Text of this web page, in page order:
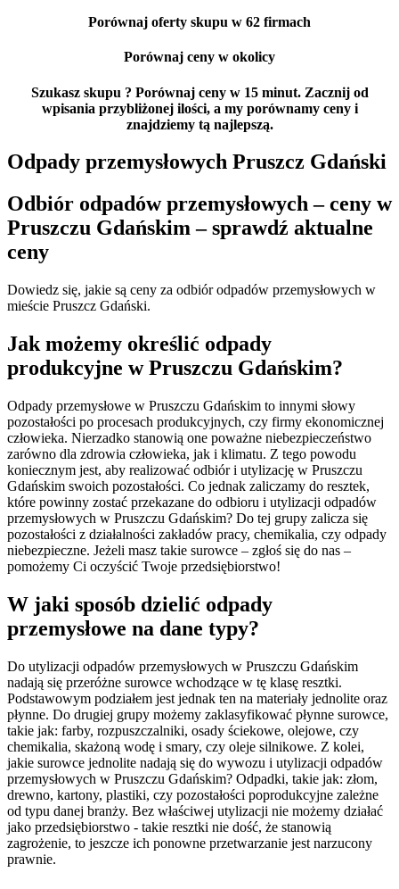
Porównaj oferty skupu w 62 firmach
Porównaj ceny w okolicy
Szukasz skupu ? Porównaj ceny w 15 minut. Zacznij od
wpisania przybliżonej ilości, a my porównamy ceny i
znajdziemy tą najlepszą.
Odpady przemysłowych Pruszcz Gdański
Odbiór odpadów przemysłowych – ceny w
Pruszczu Gdańskim – sprawdź aktualne
ceny
Dowiedz się, jakie są ceny za odbiór odpadów przemysłowych w
mieście Pruszcz Gdański.
Jak możemy określić odpady
produkcyjne w Pruszczu Gdańskim?
Odpady przemysłowe w Pruszczu Gdańskim to innymi słowy
pozostałości po procesach produkcyjnych, czy firmy ekonomicznej
człowieka. Nierzadko stanowią one poważne niebezpieczeństwo
zarówno dla zdrowia człowieka, jak i klimatu. Z tego powodu
koniecznym jest, aby realizować odbiór i utylizację w Pruszczu
Gdańskim swoich pozostałości. Co jednak zaliczamy do resztek,
które powinny zostać przekazane do odbioru i utylizacji odpadów
przemysłowych w Pruszczu Gdańskim? Do tej grupy zalicza się
pozostałości z działalności zakładów pracy, chemikalia, czy odpady
niebezpieczne. Jeżeli masz takie surowce – zgłoś się do nas –
pomożemy Ci oczyścić Twoje przedsiębiorstwo!
W jaki sposób dzielić odpady
przemysłowe na dane typy?
Do utylizacji odpadów przemysłowych w Pruszczu Gdańskim
nadają się przeróżne surowce wchodzące w tę klasę resztki.
Podstawowym podziałem jest jednak ten na materiały jednolite oraz
płynne. Do drugiej grupy możemy zaklasyfikować płynne surowce,
takie jak: farby, rozpuszczalniki, osady ściekowe, olejowe, czy
chemikalia, skażoną wodę i smary, czy oleje silnikowe. Z kolei,
jakie surowce jednolite nadają się do wywozu i utylizacji odpadów
przemysłowych w Pruszczu Gdańskim? Odpadki, takie jak: złom,
drewno, kartony, plastiki, czy pozostałości poprodukcyjne zależne
od typu danej branży. Bez właściwej utylizacji nie możemy działać
jako przedsiębiorstwo - takie resztki nie dość, że stanowią
zagrożenie, to jeszcze ich ponowne przetwarzanie jest narzucony
prawnie.